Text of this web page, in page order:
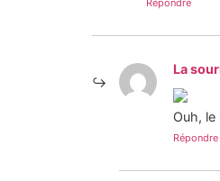
La
Ouh, le
Répondre